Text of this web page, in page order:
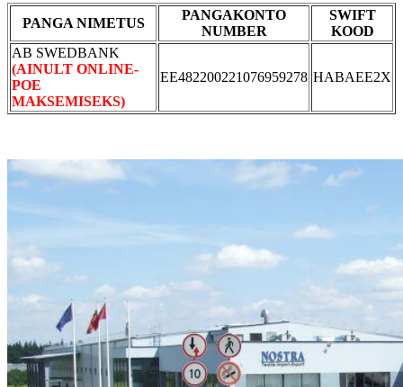
PANGA NIMETUS
PANGAKONTO
NUMBER
SWIFT
KOOD
AB SWEDBANK
(AINULT ONLINE-
POE
MAKSEMISEKS)
EE482200221076959278 HABAEE2X